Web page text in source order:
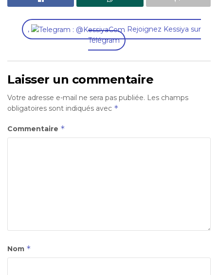
,
Rejoignez Kessiya sur
Télégram
Laisser un commentaire
Votre adresse e-mail ne sera pas publiée. Les champs
obligatoires sont indiqués avec *
Commentaire *
Nom *